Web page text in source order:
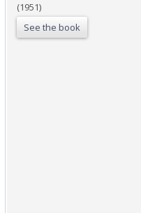
(1951)
See the book